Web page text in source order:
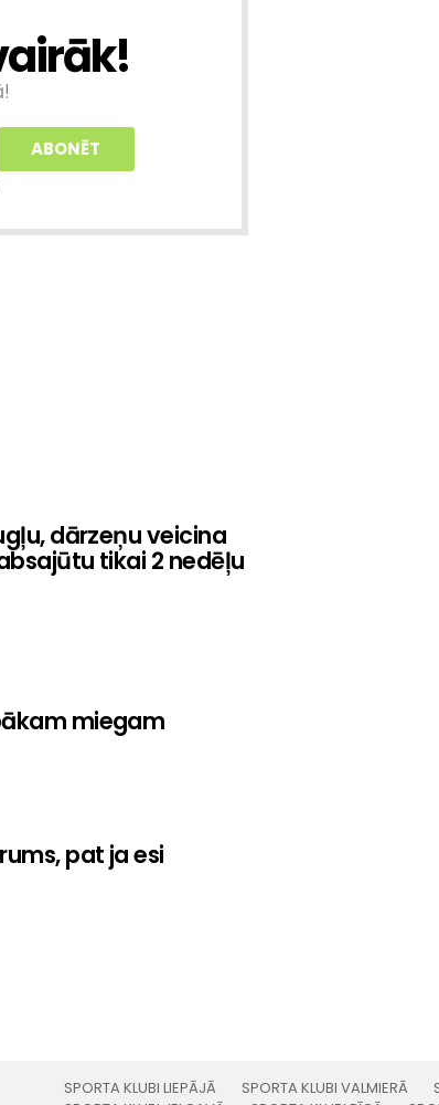
dārzeņu veicina
tikai 2 nedēļu
miegam
pat ja esi
SPORTA KLUBI LIEPĀJĀ SPORTA KLUBI VALMIERĀ